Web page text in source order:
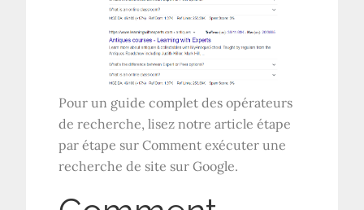
Pour un guide complet des opérateurs
de recherche, lisez notre article étape
par étape sur Comment exécuter une
recherche de site sur Google.